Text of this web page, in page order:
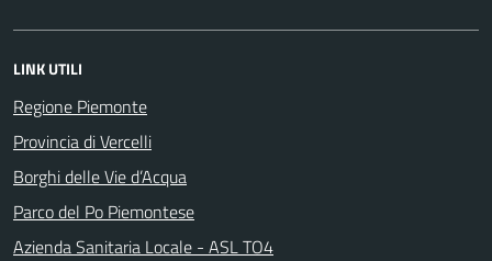
LINK UTILI
Regione Piemonte
Provincia di Vercelli
Borghi delle Vie d’Acqua
Parco del Po Piemontese
Azienda Sanitaria Locale - ASL TO4